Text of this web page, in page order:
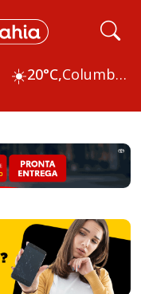
☀️20°C, Columbus